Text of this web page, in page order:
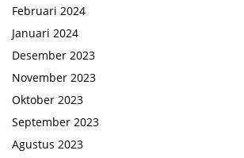
Februari 2024
Januari 2024
Desember 2023
November 2023
Oktober 2023
September 2023
Agustus 2023